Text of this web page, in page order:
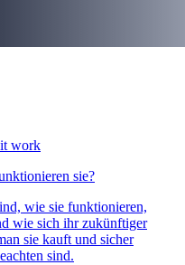
sie?
wie sie funktionieren,
wie sich ihr zukünftiger
sie kauft und sicher
sind.